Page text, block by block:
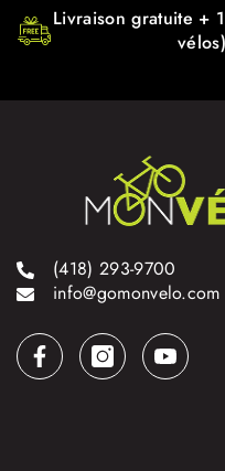
Livraison gratuite +
vélos)
(418) 293-9700
info@gomonvelo.com